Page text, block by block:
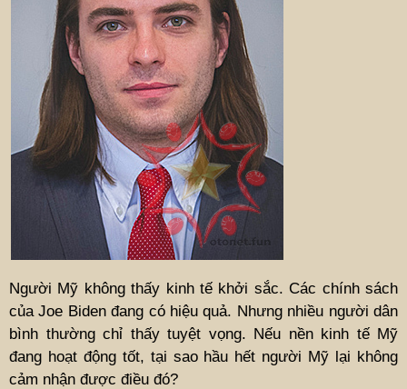
Người Mỹ không thấy kinh tế khởi sắc. Các chính sách
của Joe Biden đang có hiệu quả. Nhưng nhiều người dân
bình thường chỉ thấy tuyệt vọng. Nếu nền kinh tế Mỹ
đang hoạt động tốt, tại sao hầu hết người Mỹ lại không
cảm nhận được điều đó?